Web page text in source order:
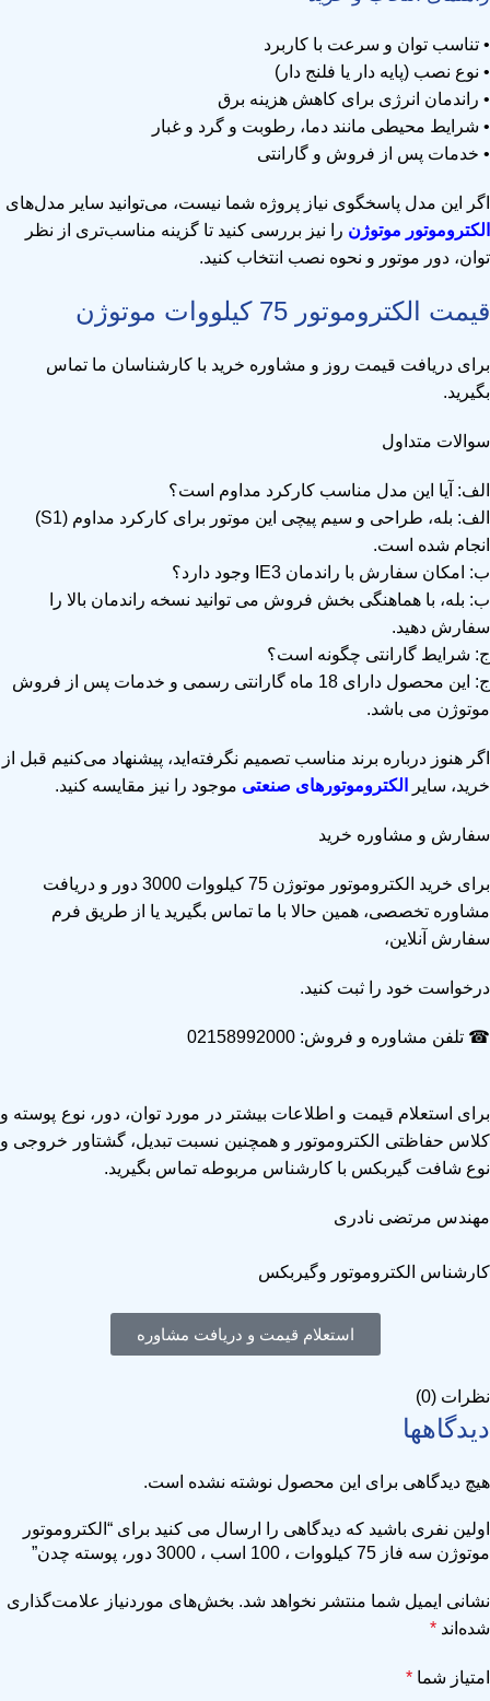
• تناسب توان و سرعت با کاربرد
• نوع نصب (پایه دار یا فلنج دار)
• راندمان انرژی برای کاهش هزینه برق
• شرایط محیطی مانند دما، رطوبت و گرد و غبار
• خدمات پس از فروش و گارانتی
اگر این مدل پاسخگوی نیاز پروژه شما نیست، می‌توانید سایر مدل‌های
الکتروموتور موتوژن را نیز بررسی کنید تا گزینه مناسب‌تری از نظر
توان، دور موتور و نحوه نصب انتخاب کنید.
قیمت الکتروموتور 75 کیلووات موتوژن
برای دریافت قیمت روز و مشاوره خرید با کارشناسان ما تماس
بگیرید.
سوالات متداول
الف: آیا این مدل مناسب کارکرد مداوم است؟
الف: بله، طراحی و سیم پیچی این موتور برای کارکرد مداوم (S1)
انجام شده است.
ب: امکان سفارش با راندمان IE3 وجود دارد؟
ب: بله، با هماهنگی بخش فروش می توانید نسخه راندمان بالا را
سفارش دهید.
ج: شرایط گارانتی چگونه است؟
ج: این محصول دارای 18 ماه گارانتی رسمی و خدمات پس از فروش
موتوژن می باشد.
اگر هنوز درباره برند مناسب تصمیم نگرفته‌اید، پیشنهاد می‌کنیم قبل از
خرید، سایر
الکتروموتورهای صنعتی موجود را نیز مقایسه کنید.
سفارش و مشاوره خرید
برای خرید الکتروموتور موتوژن 75 کیلووات 3000 دور و دریافت
مشاوره تخصصی، همین حالا با ما تماس بگیرید یا از طریق فرم
سفارش آنلاین،
درخواست خود را ثبت کنید.
☎ تلفن مشاوره و فروش: 02158992000
برای استعلام قیمت و اطلاعات بیشتر در مورد توان، دور، نوع پوسته و
کلاس حفاظتی الکتروموتور و همچنین نسبت تبدیل، گشتاور خروجی و
نوع شافت گیربکس با کارشناس مربوطه تماس بگیرید.
مهندس مرتضی نادری
کارشناس الکتروموتور وگیربکس
استعلام قیمت و دریافت مشاوره
نظرات (0)
دیدگاهها
هیچ دیدگاهی برای این محصول نوشته نشده است.
اولین نفری باشید که دیدگاهی را ارسال می کنید برای “الکتروموتور
موتوژن سه فاز 75 کیلووات ، 100 اسب ، 3000 دور، پوسته چدن”
نشانی ایمیل شما منتشر نخواهد شد. بخش‌های موردنیاز علامت‌گذاری
شده‌اند *
امتیاز شما *